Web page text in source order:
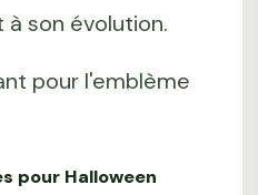
son évolution.
pour l'emblème
pour Halloween